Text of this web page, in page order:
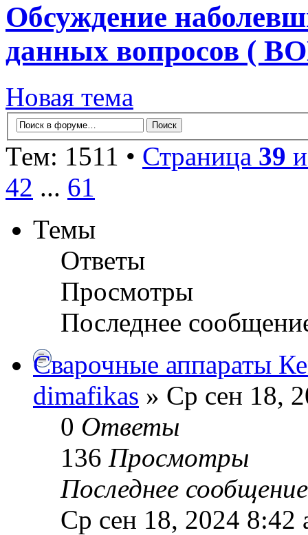
Обсуждение
данных вопросов (
Новая тема
Тем: 1511 • Страница 39
42 ... 61
Темы
Ответы
Просмотры
Последнее
Сварочные аппараты
dimafikas » Ср сен 18,
0 Ответы
136 Просмотры
Последнее
Ср сен 18, 2024 8:42